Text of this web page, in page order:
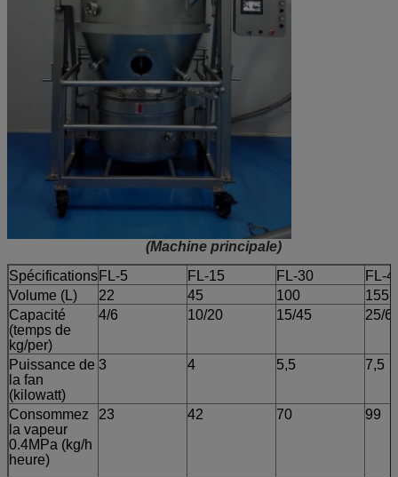
(Machine principale)
Spécifications FL-5 FL-15 FL-30
FL-
Volume (L)
22 45 100
155
Capacité
(temps de
kg/per)
4/6 10/20 15/45 25/
Puissance de
la fan
(kilowatt)
3 4 5,5 7,5
Consommez
la vapeur
0.4MPa (kg/h
heure)
23 42 70 99